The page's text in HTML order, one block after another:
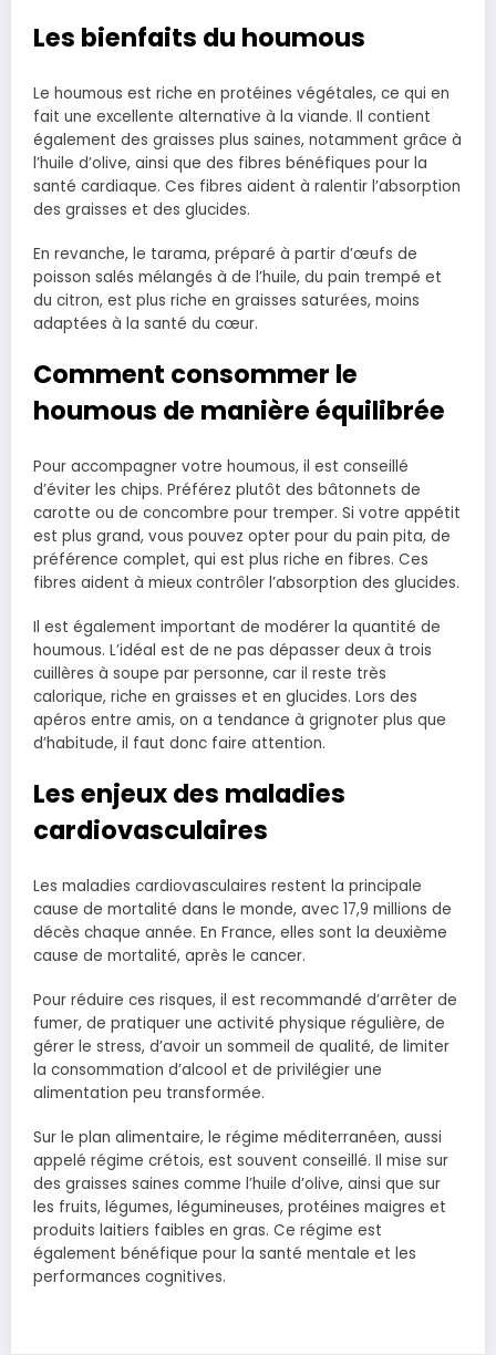
Les bienfaits du houmous
Le houmous est riche en protéines végétales, ce qui en
fait une excellente alternative à la viande. Il contient
également des graisses plus saines, notamment grâce à
l’huile d’olive, ainsi que des fibres bénéfiques pour la
santé cardiaque. Ces fibres aident à ralentir l’absorption
des graisses et des glucides.
En revanche, le tarama, préparé à partir d’œufs de
poisson salés mélangés à de l’huile, du pain trempé et
du citron, est plus riche en graisses saturées, moins
adaptées à la santé du cœur.
Comment consommer le
houmous de manière équilibrée
Pour accompagner votre houmous, il est conseillé
d’éviter les chips. Préférez plutôt des bâtonnets de
carotte ou de concombre pour tremper. Si votre appétit
est plus grand, vous pouvez opter pour du pain pita, de
préférence complet, qui est plus riche en fibres. Ces
fibres aident à mieux contrôler l’absorption des glucides.
Il est également important de modérer la quantité de
houmous. L’idéal est de ne pas dépasser deux à trois
cuillères à soupe par personne, car il reste très
calorique, riche en graisses et en glucides. Lors des
apéros entre amis, on a tendance à grignoter plus que
d’habitude, il faut donc faire attention.
Les enjeux des maladies
cardiovasculaires
Les maladies cardiovasculaires restent la principale
cause de mortalité dans le monde, avec 17,9 millions de
décès chaque année. En France, elles sont la deuxième
cause de mortalité, après le cancer.
Pour réduire ces risques, il est recommandé d’arrêter de
fumer, de pratiquer une activité physique régulière, de
gérer le stress, d’avoir un sommeil de qualité, de limiter
la consommation d’alcool et de privilégier une
alimentation peu transformée.
Sur le plan alimentaire, le régime méditerranéen, aussi
appelé régime crétois, est souvent conseillé. Il mise sur
des graisses saines comme l’huile d’olive, ainsi que sur
les fruits, légumes, légumineuses, protéines maigres et
produits laitiers faibles en gras. Ce régime est
également bénéfique pour la santé mentale et les
performances cognitives.